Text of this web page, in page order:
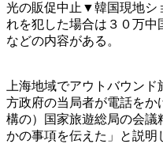
光の販促中止▼韓国現地シ
れを犯した場合は３０万中
などの内容がある。
上海地域でアウトバウン
方政府の当局者が電話を
構の）国家旅遊総局の会議
かの事項を伝えた」と説